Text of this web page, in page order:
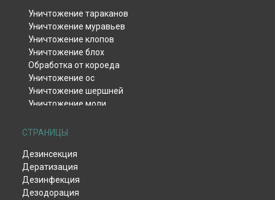
Уничтожение тараканов
Уничтожение муравьев
Уничтожение клопов
Уничтожение блох
Обработка от короеда
Уничтожение ос
Уничтожение шершней
Уничтожение моли
Уничтожение клещей
Уничтожение мокриц
Уничтожение мух
Обработка от жука-кожееда
Обработка от жука-точильщика
СТРАНИЦЫ
Дезинсекция
Дератизация
Дезинфекция
Дезодорация